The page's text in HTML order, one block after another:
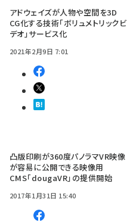
アドウェイズが人物や空間を3D
CG化する技術「ボリュメトリックビ
デオ」サービス化
2021年2月9日 7:01
凸版印刷が360度パノラマVR映像
が容易に公開できる映像用
CMS「dougaVR」の提供開始
2017年1月31日 15:40